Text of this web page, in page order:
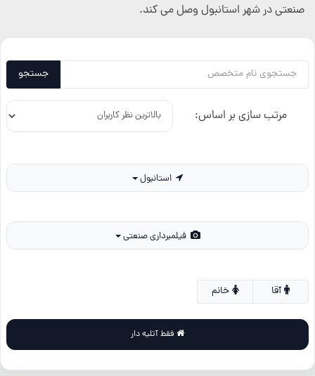
صنعتی در شهر استانبول وصل می کند.
جستجو
مرتب سازی بر اساس:
فیلمبرداری صنعتی
خانم